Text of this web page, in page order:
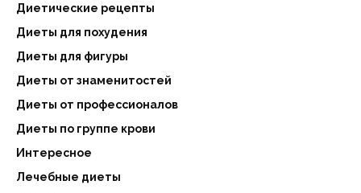
Диетические рецепты
Диеты для похудения
Диеты для фигуры
Диеты от знаменитостей
Диеты от профессионалов
Диеты по группе крови
Интересное
Лечебные диеты